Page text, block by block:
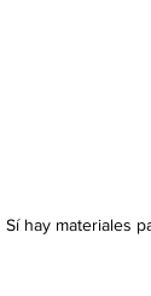
hay materiales